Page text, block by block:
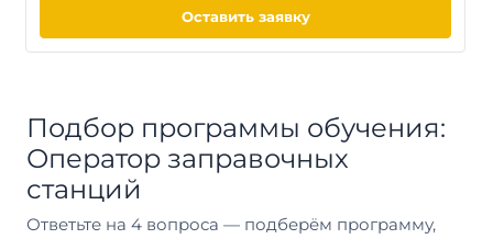
Оставить заявку
Подбор программы обучения:
Оператор заправочных
станций
Ответьте на 4 вопроса — подберём программу,